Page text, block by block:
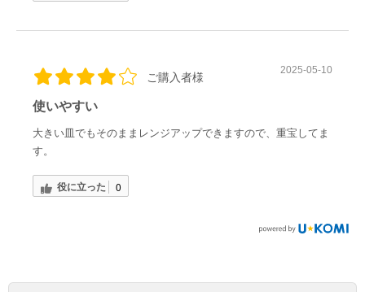
ご購入者様
2025-05-10
使いやすい
大きい皿でもそのままレンジアップできますので、重宝してま
す。
役に立った 0